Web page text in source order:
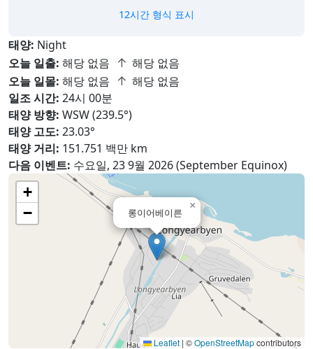
12시간 형식 표시
태양: Night
오늘 일출: 해당 없음 ↑ 해당 없음
오늘 일몰: 해당 없음 ↑ 해당 없음
일조 시간: 24시 00분
태양 방향: WSW (239.5°)
태양 고도: 23.03°
태양 거리: 151.751 백만 km
다음 이벤트: 수요일, 23 9월 2026 (September Equinox)
롱이어베이른
×
+
−
Leaflet | ©OpenStreetMapcontributors